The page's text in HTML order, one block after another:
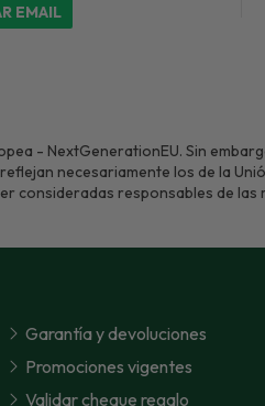
EMAIL
- NextGenerationEU. Sin
necesariamente los de la
consideradas responsables de las
Garantía y devoluciones
Promociones vigentes
Validar cheque regalo